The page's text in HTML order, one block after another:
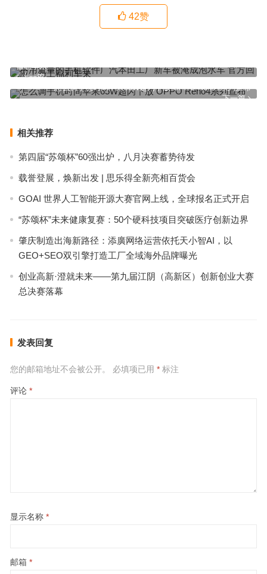
42赞
上一篇
福利车来
下一篇
怎么调手机时间苹果65W超闪下放 OPPO Reno4系列宣布
相关推荐
第四届“苏颂杯”60强出炉，八月决赛蓄势待发
载誉登展，焕新出发 | 思乐得全新亮相百货会
GOAI 世界人工智能开源大赛官网上线，全球报名正式开启
“苏颂杯”未来健康复赛：50个硬科技项目突破医疗创新边界
肇庆制造出海新路径：添廣网络运营依托天小智AI，以
GEO+SEO双引擎打造工厂全域海外品牌曝光
创业高新·澄就未来——第九届江阴（高新区）创新创业大赛
总决赛落幕
发表回复
您的邮箱地址不会被公开。 必填项已用 *标注
评论 *
显示名称 *
邮箱 *